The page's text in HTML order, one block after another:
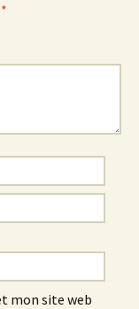
*
mon site web